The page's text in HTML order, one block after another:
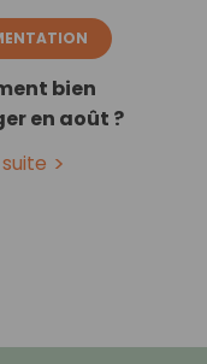
bien
en août ?